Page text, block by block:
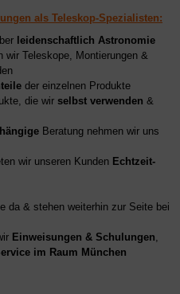
als Teleskop-Spezialisten:
leidenschaftlich Astronomie
Teleskope, Montierungen &
der einzelnen Produkte
die wir selbst verwenden &
Beratung nehmen wir uns
wir unseren Kunden Echtzeit-
da & stehen weiterhin zur Seite bei
Einweisungen & Schulungen
im Raum München